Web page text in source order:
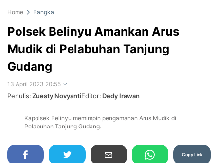
Home Bangka
Polsek Belinyu Amankan Arus
Mudik di Pelabuhan Tanjung
Gudang
13 April 2023 20:55
Penulis:Zuesty NovyantiEditor: Dedy Irawan
Perbesar
Kapolsek Belinyu memimpin pengamanan Arus Mudik di
Pelabuhan Tanjung Gudang.
Copy Link